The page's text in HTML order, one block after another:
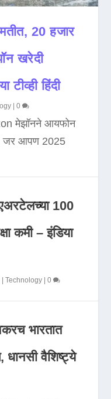
20 हजार
खरेदी
टीव्ही हिंदी
|0
मेझॉनने आयफोन
जर आपण 2025
एअरटेलच्या 100
कमी – इंडिया
|Technology |0
भारतात
धानसी वैशिष्ट्ये